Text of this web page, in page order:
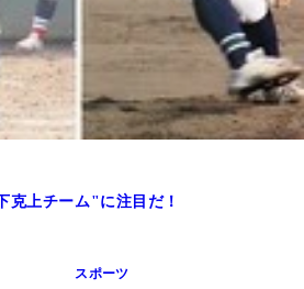
克上チーム"に注目だ！
スポーツ